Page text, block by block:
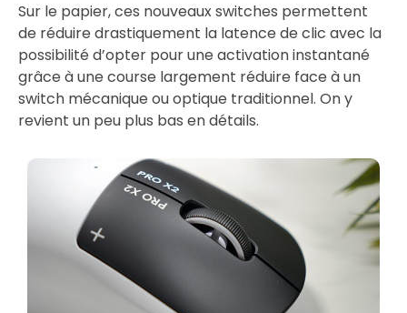
Sur le papier, ces nouveaux switches permettent
de réduire drastiquement la latence de clic avec la
possibilité d’opter pour une activation instantané
grâce à une course largement réduire face à un
switch mécanique ou optique traditionnel. On y
revient un peu plus bas en détails.